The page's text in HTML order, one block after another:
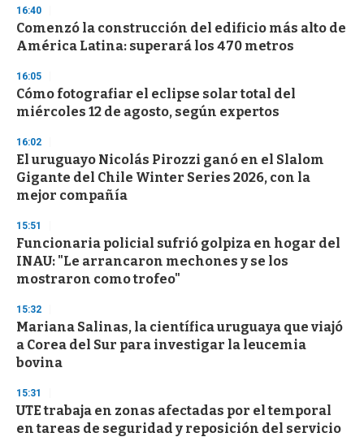
s
e
c
o
d
s
16:40
Comenzó la construcción del edificio más alto de
América Latina: superará los 470 metros
16:05
Cómo fotografiar el eclipse solar total del
miércoles 12 de agosto, según expertos
16:02
El uruguayo Nicolás Pirozzi ganó en el Slalom
Gigante del Chile Winter Series 2026, con la
mejor compañía
15:51
Funcionaria policial sufrió golpiza en hogar del
INAU: "Le arrancaron mechones y se los
mostraron como trofeo"
15:32
Mariana Salinas, la científica uruguaya que viajó
a Corea del Sur para investigar la leucemia
bovina
15:31
UTE trabaja en zonas afectadas por el temporal
en tareas de seguridad y reposición del servicio